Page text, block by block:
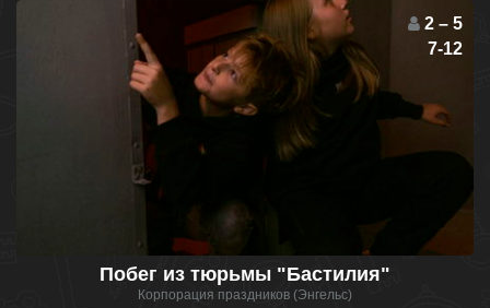
2 – 5
7-12
Побег из тюрьмы "Бастилия"
Корпорация праздников (Энгельс)